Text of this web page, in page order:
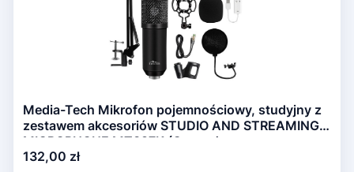
Media-Tech Mikrofon pojemnościowy, studyjny z
zestawem akcesoriów STUDIO AND STREAMING
MICROPHONE MT397K (Czarny)
Cena
132,00 zł